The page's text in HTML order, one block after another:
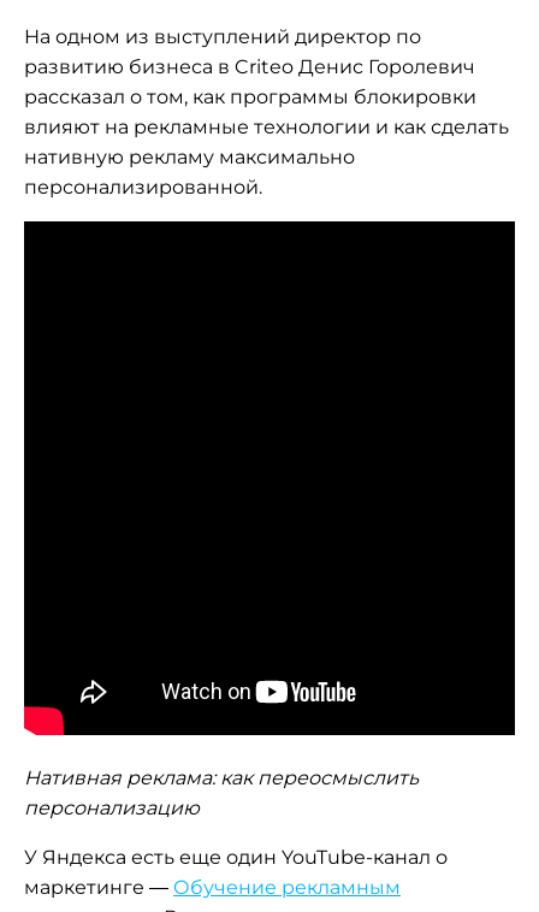
На одном из выступлений директор по
развитию бизнеса в Criteo Денис Горолевич
рассказал о том, как программы блокировки
влияют на рекламные технологии и как сделать
нативную рекламу максимально
персонализированной.
Нативная реклама: как переосмыслить
персонализацию
У Яндекса есть еще один YouTube-канал о
маркетинге — Обучение рекламным